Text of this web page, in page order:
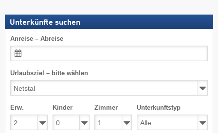
Unterkünfte suchen
Anreise – Abreise
Urlaubsziel – bitte wählen
Erw. Kinder Zimmer Unterkunftstyp